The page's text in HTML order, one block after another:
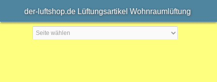
der-luftshop.de Lüftungsartikel Wohnraumlüftung